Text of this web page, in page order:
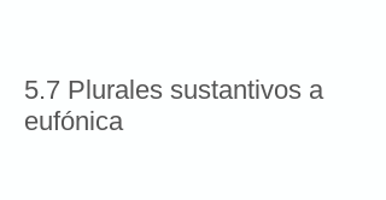
5.7 Plurales sustantivos a
eufónica